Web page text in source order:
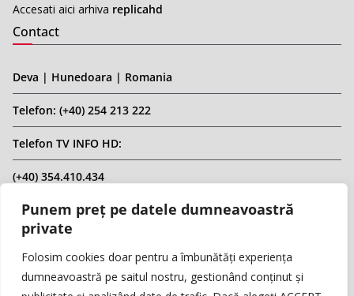
Punem preț pe datele dumneavoastră
private
Folosim cookies doar pentru a îmbunătăți experiența
dumneavoastră pe saitul nostru, gestionând conținut și
Accesati aici arhiva replicahd
Contact
Deva | Hunedoara | Romania
Telefon: (+40) 254 213 222
Telefon TV INFO HD:
(+40) 354.410.434
Email: infohd20@gmail.com
Website: www.replicahd.ro